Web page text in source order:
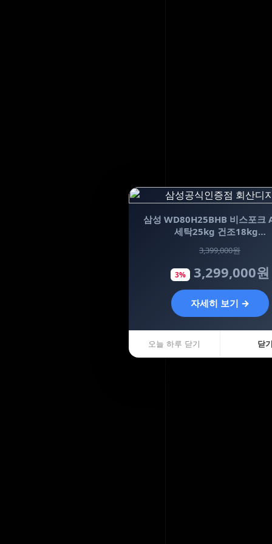
삼성 WD80H25BHB 비스포크
세탁25kg 건조18kg…
3,399,000원
3% 3,299,000원
자세히 보기 →
오늘 하루 닫기 닫